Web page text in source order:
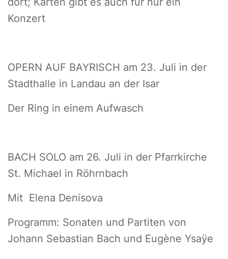
Konzert
OPERN AUF BAYRISCH am 23. Juli in der
Stadthalle in Landau an der Isar
Der Ring in einem Aufwasch
BACH SOLO am 26. Juli in der Pfarrkirche
St. Michael in Röhrnbach
Mit Elena Denisova
Programm: Sonaten und Partiten von
Johann Sebastian Bach und Eugène Ysaÿe